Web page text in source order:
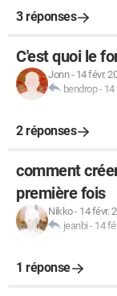
3 réponses
C'est quoi le
Jonn- 14 févr.
bendrop- 14
2 réponses
comment
première fois
Nikko- 14 févr.
jeanbi - 14
1 réponse